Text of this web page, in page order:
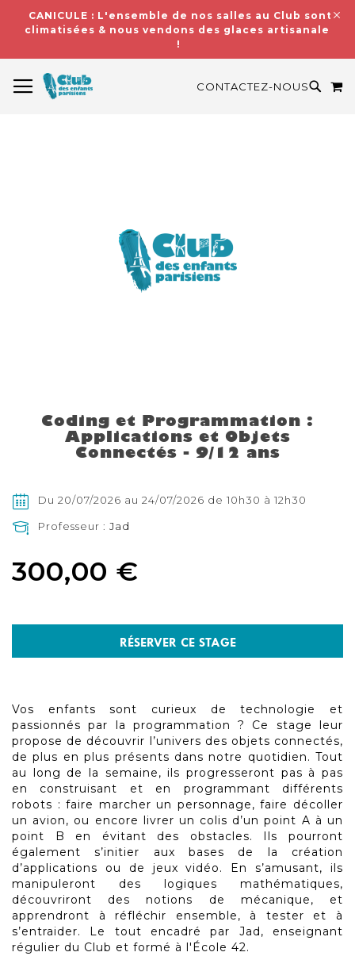
CANICULE : L'ensemble de nos salles au Club sont
climatisées & nous vendons des glaces artisanales
!
CONTACTEZ-NOUS
beginning
Coding et Programmation :
Applications et Objets
Connectés - 9/12 ans
Du 20/07/2026 au 24/07/2026 de 10h30 à 12h30
Professeur : Jad
300,00 €
RÉSERVER CE STAGE
Vos enfants sont curieux de technologie et
passionnés par la programmation ? Ce stage leur
propose de découvrir l’univers des objets connectés,
de plus en plus présents dans notre quotidien. Tout
au long de la semaine, ils progresseront pas à pas
en construisant et en programmant différents
robots : faire marcher un personnage, faire décoller
un avion, ou encore livrer un colis d’un point A à un
point B en évitant des obstacles. Ils pourront
également s’initier aux bases de la création
d’applications ou de jeux vidéo. En s’amusant, ils
manipuleront des logiques mathématiques,
découvriront des notions de mécanique, et
apprendront à réfléchir ensemble, à tester et à
s’entraider. Le tout encadré par Jad, enseignant
régulier du Club et formé à l'École 42.